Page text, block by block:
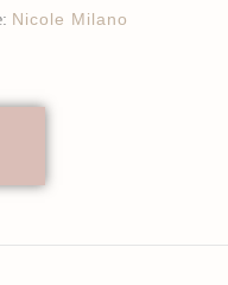
Nicole Milano